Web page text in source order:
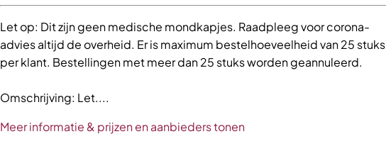
Let op: Dit zijn geen medische mondkapjes. Raadpleeg voor corona-
advies altijd de overheid. Er is maximum bestelhoeveelheid van 25 stuks
per klant. Bestellingen met meer dan 25 stuks worden geannuleerd.
Omschrijving: Let....
Meer informatie & prijzen en aanbieders tonen